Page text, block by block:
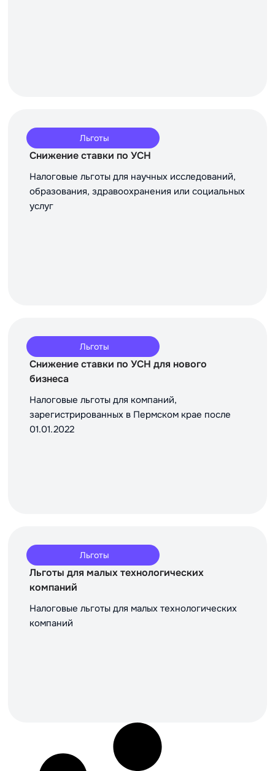
Льготы
Снижение ставки по УСН
Налоговые льготы для научных исследований,
образования, здравоохранения или социальных
услуг
Льготы
Снижение ставки по УСН для нового
бизнеса
Налоговые льготы для компаний,
зарегистрированных в Пермском крае после
01.01.2022
Льготы
Льготы для малых технологических
компаний
Налоговые льготы для малых технологических
компаний